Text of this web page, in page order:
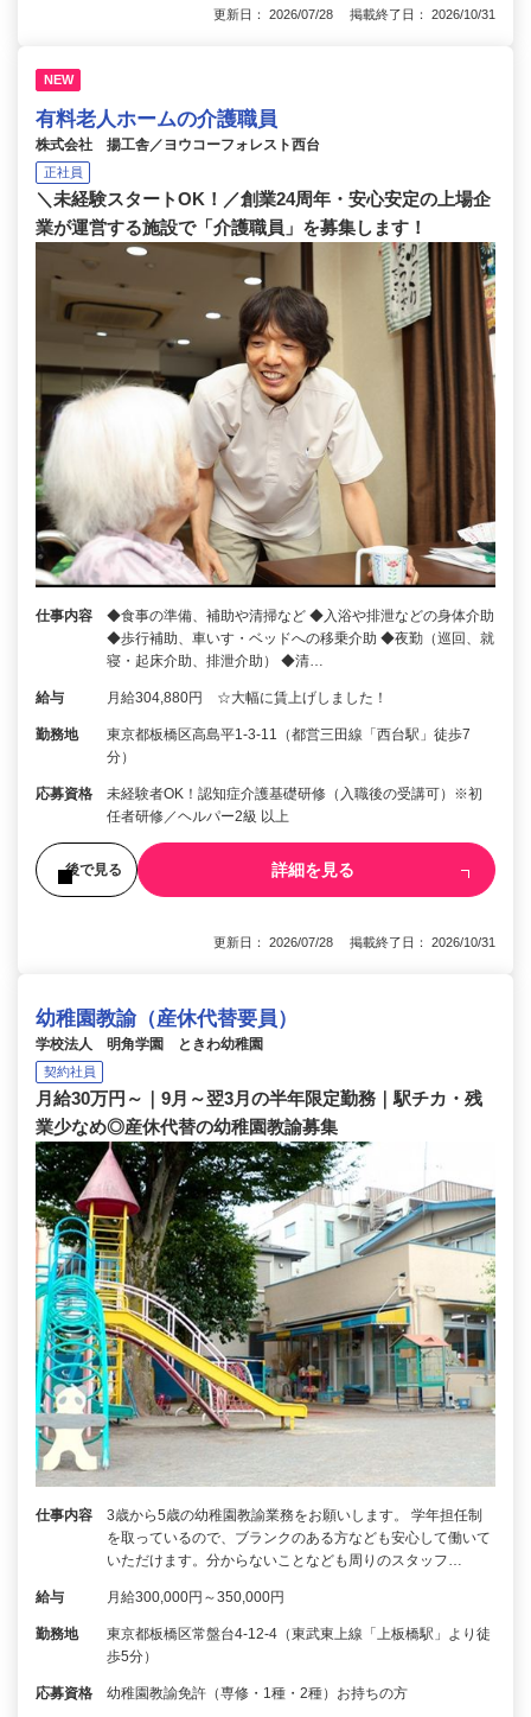
更新日： 2026/07/28 掲載終了日： 2026/10/31
NEW
有料老人ホームの介護職員
株式会社 揚工舎／ヨウコーフォレスト西台
正社員
＼未経験スタートOK！／創業24周年・安心安定の上場企
業が運営する施設で「介護職員」を募集します！
仕事内容
◆食事の準備、補助や清掃など ◆入浴や排泄などの身体介助
◆歩行補助、車いす・ベッドへの移乗介助 ◆夜勤（巡回、就
寝・起床介助、排泄介助） ◆清…
給与 月給304,880円 ☆大幅に賃上げしました！
勤務地
東京都板橋区高島平1-3-11（都営三田線「西台駅」徒歩7
分）
応募資格
未経験者OK！認知症介護基礎研修（入職後の受講可）※初
任者研修／ヘルパー2級 以上
後で見る 詳細を見る
更新日： 2026/07/28 掲載終了日： 2026/10/31
幼稚園教諭（産休代替要員）
学校法人 明角学園 ときわ幼稚園
契約社員
月給30万円～｜9月～翌3月の半年限定勤務｜駅チカ・残
業少なめ◎産休代替の幼稚園教諭募集
仕事内容
3歳から5歳の幼稚園教諭業務をお願いします。 学年担任制
を取っているので、ブランクのある方なども安心して働いて
いただけます。分からないことなども周りのスタッフ…
給与 月給300,000円～350,000円
勤務地
東京都板橋区常盤台4-12-4（東武東上線「上板橋駅」より徒
歩5分）
応募資格 幼稚園教諭免許（専修・1種・2種）お持ちの方